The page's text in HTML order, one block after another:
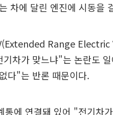
차에 달린 엔진에 시동을
Range
차가 맞느냐"는 논란도
다"는 반론 때문이다.
통에 연결돼 있어 "전기차